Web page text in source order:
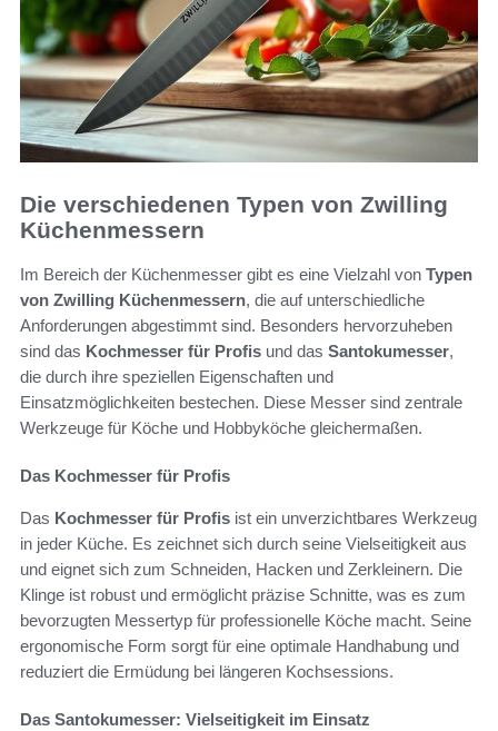
Die verschiedenen Typen von Zwilling
Küchenmessern
Im Bereich der Küchenmesser gibt es eine Vielzahl von Typen
von Zwilling Küchenmessern, die auf unterschiedliche
Anforderungen abgestimmt sind. Besonders hervorzuheben
sind das Kochmesser für Profis und das Santokumesser,
die durch ihre speziellen Eigenschaften und
Einsatzmöglichkeiten bestechen. Diese Messer sind zentrale
Werkzeuge für Köche und Hobbyköche gleichermaßen.
Das Kochmesser für Profis
Das Kochmesser für Profis ist ein unverzichtbares Werkzeug
in jeder Küche. Es zeichnet sich durch seine Vielseitigkeit aus
und eignet sich zum Schneiden, Hacken und Zerkleinern. Die
Klinge ist robust und ermöglicht präzise Schnitte, was es zum
bevorzugten Messertyp für professionelle Köche macht. Seine
ergonomische Form sorgt für eine optimale Handhabung und
reduziert die Ermüdung bei längeren Kochsessions.
Das Santokumesser: Vielseitigkeit im Einsatz